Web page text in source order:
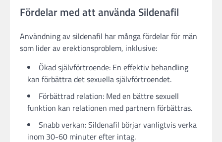
Fördelar med att använda Sildenafil
Användning av sildenafil har många fördelar för män
som lider av erektionsproblem, inklusive:
Ökad självförtroende: En effektiv behandling
kan förbättra det sexuella självförtroendet.
Förbättrad relation: Med en bättre sexuell
funktion kan relationen med partnern förbättras.
Snabb verkan: Sildenafil börjar vanligtvis verka
inom 30-60 minuter efter intag.